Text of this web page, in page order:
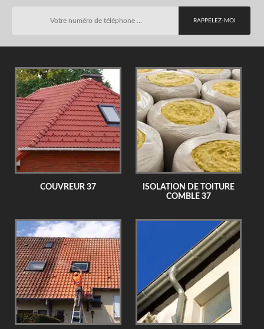
COUVREUR 37
ISOLATION DE TOITURE
COMBLE 37